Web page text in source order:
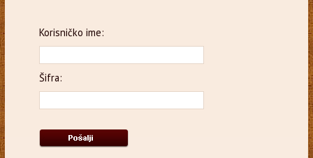
Korisničko ime:
Šifra: